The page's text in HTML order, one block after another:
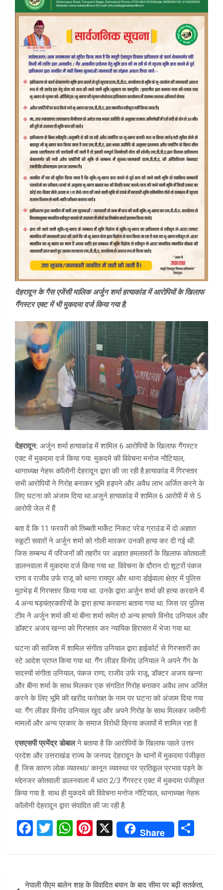
देहरादून के गैस एजेंसी मालिक अर्जुन शर्मा हत्याकांड में आरोपियों के खिलाफ
गैंगस्टर एक्ट में भी मुकदमा दर्ज किया गया है.
देहरादून: अर्जुन शर्मा हत्याकांड में शामिल 6 आरोपियों के खिलाफ गैंगस्टर
एक्ट में मुकदमा दर्ज किया गया. मुकदमे की विवेचना मनोज नौटियाल,
थानाध्यक्ष नेहरू कॉलोनी देहरादून द्वारा की जा रही है.हत्याकांड में गिरफ्तार
सभी आरोपियों ने गिरोह बनाकर भूमि हड़पने और अवैध लाभ अर्जित करने के
लिए घटना को अंजाम दिया था.अजुर्न हत्याकांड में शामिल 6 आरोपी में से 5
आरोपी जेल में हैं.
बता दें कि 11 फरवरी को तिब्बती मार्केट निकट परेड ग्राउंड में दो अज्ञात
स्कूटी सवारों ने अर्जुन शर्मा को गोली मारकर उनकी हत्या कर दी गई थी.
जिस सम्बन्ध में परिजनों की तहरीर पर अज्ञात हमलावरों के खिलाफ कोतवाली
डालनवाला में मुकदमा दर्ज किया गया था. विवेचना के दौरान दो शूटरों पंकज
राणा व राजीव उर्फ राजू को थाना रायपुर और थाना डोईवाला क्षेत्र में पुलिस
मुठभेड़ में गिरफ्तार किया गया था. उनके द्वारा अर्जुन शर्मा की हत्या करवाने में
4 अन्य षड्यंत्रकारियों के द्वारा हत्या करवाना बताया गया था. जिस पर पुलिस
टीम ने अर्जुन शर्मा की मां बीना शर्मा समेत दो अन्य हत्यारे विनोद उनियाल और
डॉक्टर अजय खन्ना को गिरफ्तार कर न्यायिक हिरासत में भेजा गया था.
घटना की साजिश में शामिल संगीता उनियाल द्वारा हाईकोर्ट से गिरफ्तारी का
स्टे आदेश प्राप्त किया गया था. गैंग लीडर विनोद उनियाल ने अपने गैंग के
सदस्यों संगीता उनियाल, पंकज राणा, राजीव उर्फ राजू, डॉक्टर अजय खन्ना
और बीना शर्मा के साथ मिलकर एक संगठित गिरोह बनाकर अवैध लाभ अर्जित
करने के लिए भूमि की खरीद फरोख्त के नाम पर घटना को अंजाम दिया गया
था. गैंग लीडर विनोद उनियाल खुद और अपने गिरोह के साथ मिलकर जमीनी
मामलों और अन्य प्रकार के समाज विरोधी क्रिया कलापों में शामिल रहा है.
एसएसपी प्रमेंद्र डोबालने बताया है कि आरोपियों के खिलाफ पहले उत्तर
प्रदेश और उत्तराखंड राज्य के जनपद देहरादून के थानों में मुकदमा पंजीकृत
हैं. जिस कारण लोक व्यवस्था/ कानून व्यवस्था पर प्रतिकूल प्रभाव पड़ने के
मद्देनजर कोतवाली डालनवाला में धारा 2/3 गैंगस्टर एक्ट में मुकदमा पंजीकृत
किया गया है. साथ ही मुकदमे की विवेचना मनोज नौटियाल, थानाध्यक्ष नेहरू
कॉलोनी देहरादून द्वारा संपादित की जा रही है.
F
ce
b
T
tt
er
W
at
Pi
er
es
X Share
ar
e
नेपाली पीएम बालेन शाह के विवादित बयान के बाद सीमा पर बढ़ी सतर्कता,